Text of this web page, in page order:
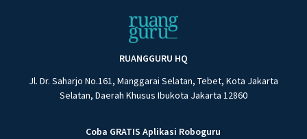
RUANGGURU HQ
Jl. Dr. Saharjo No.161, Manggarai Selatan, Tebet, Kota Jakarta
Selatan, Daerah Khusus Ibukota Jakarta 12860
Coba GRATIS Aplikasi Roboguru